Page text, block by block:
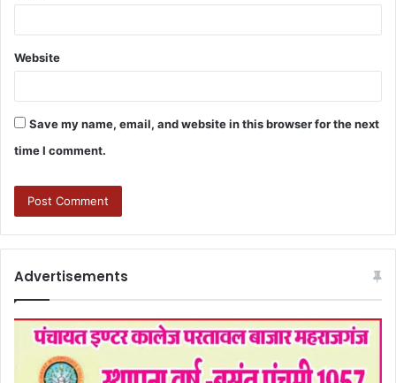
Website
Save my name, email, and website in this browser for the next
time I comment.
Advertisements